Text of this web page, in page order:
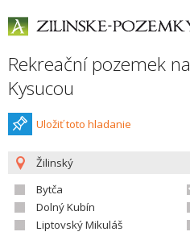
Rekreační pozemek
Kysucou
Uložiť toto hladanie
Žilinský
Bytča
Dolný Kubín
Liptovský Mikuláš